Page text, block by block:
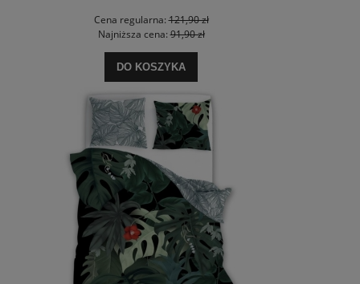
Cena regularna:121,90 zł
Najniższa cena:91,90 zł
DO KOSZYKA